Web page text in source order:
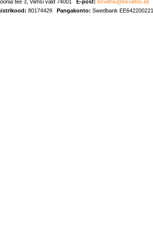
tee 3, Viimsi vald 74001 E-post: kkviimsi@kkviimsi.ee
80174429 Pangakonto: Swedbank